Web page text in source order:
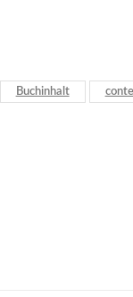
Buchinhalt